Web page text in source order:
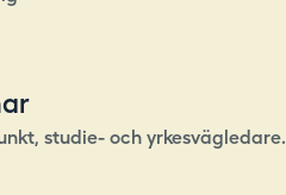
studie- och yrkesvägledare.